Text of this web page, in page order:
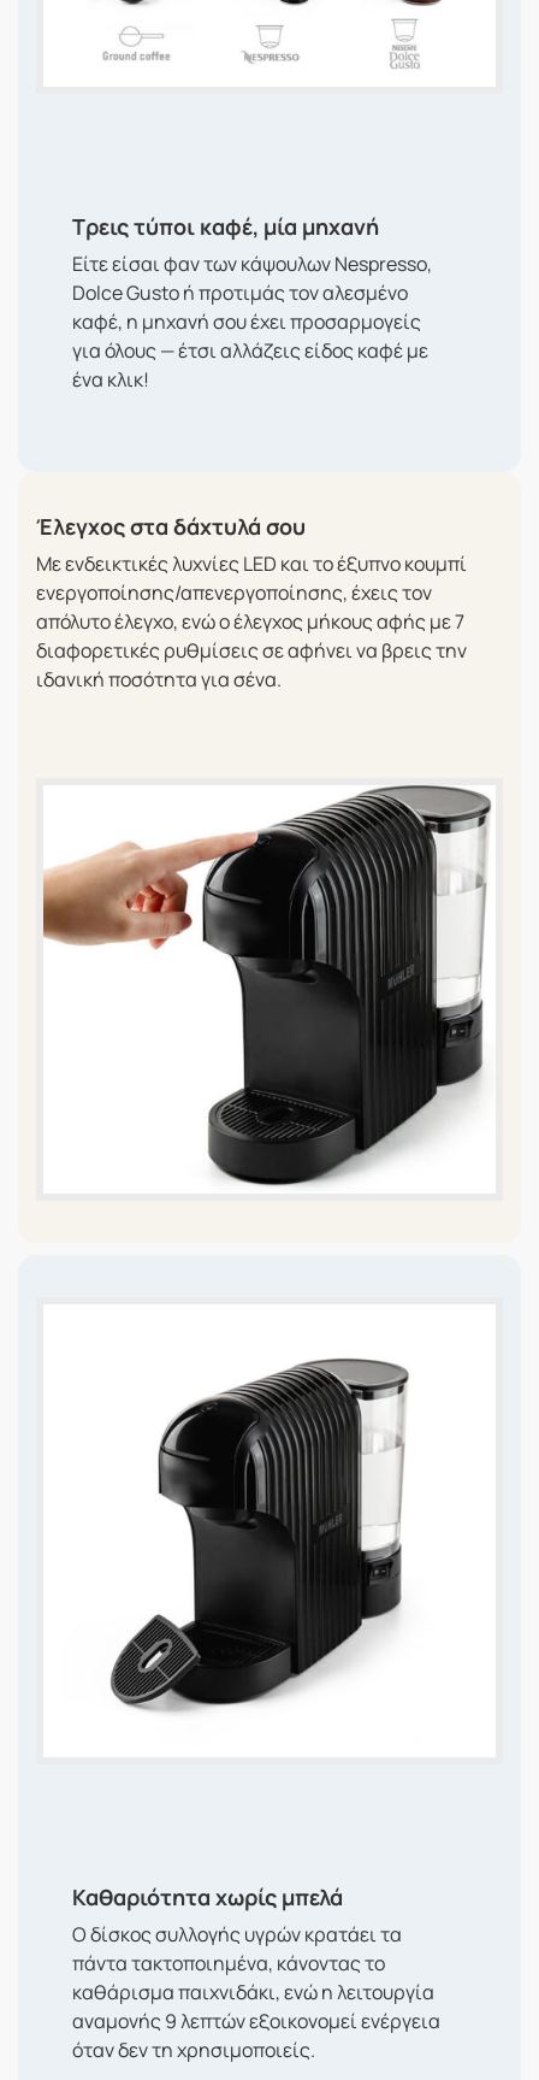
Τρεις τύποι καφέ, μία μηχανή
Είτε είσαι φαν των κάψουλων Nespresso,
Dolce Gusto ή προτιμάς τον αλεσμένο
καφέ, η μηχανή σου έχει προσαρμογείς
για όλους — έτσι αλλάζεις είδος καφέ με
ένα κλικ!
Έλεγχος στα δάχτυλά σου
Με ενδεικτικές λυχνίες LED και το έξυπνο κουμπί
ενεργοποίησης/απενεργοποίησης, έχεις τον
απόλυτο έλεγχο, ενώ ο έλεγχος μήκους αφής με 7
διαφορετικές ρυθμίσεις σε αφήνει να βρεις την
ιδανική ποσότητα για σένα.
Καθαριότητα χωρίς μπελά
Ο δίσκος συλλογής υγρών κρατάει τα
πάντα τακτοποιημένα, κάνοντας το
καθάρισμα παιχνιδάκι, ενώ η λειτουργία
αναμονής 9 λεπτών εξοικονομεί ενέργεια
όταν δεν τη χρησιμοποιείς.